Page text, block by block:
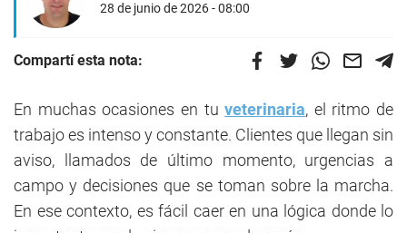
28 de junio de 2026 - 08:00
Compartí esta nota:
En muchas ocasiones en tu veterinaria, el ritmo de
trabajo es intenso y constante. Clientes que llegan sin
aviso, llamados de último momento, urgencias a
campo y decisiones que se toman sobre la marcha.
En ese contexto, es fácil caer en una lógica donde lo